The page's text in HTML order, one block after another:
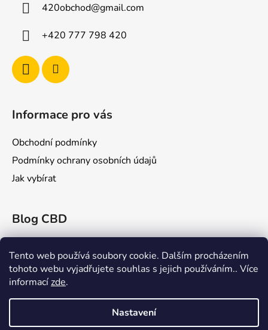
Tento web používá soubory cookie. Dalším procházením
tohoto webu vyjadřujete souhlas s jejich používáním.. Více
informacízde.
Nastavení
420obchod@gmail.com
+420 777 798 420
Informace pro vás
Obchodní podmínky
Podmínky ochrany osobních údajů
Jak vybírat
Blog CBD
Ostravě
CBD a Jeho Účinky na Žilní Systém: Co Říká
Věda?
Rick Simpson: Průkopník v Léčbě Konopím